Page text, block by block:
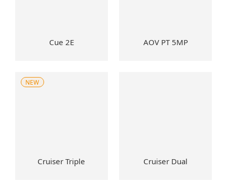
Cue 2E AOV PT 5MP
Cruiser Triple
NEW
Cruiser Dual